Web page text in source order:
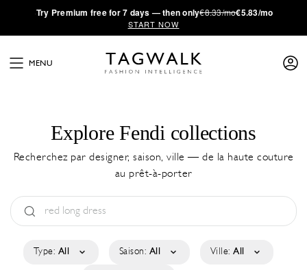
·Try Premium free for 7 days — then only€8.33/mo€5.83/mo
START NOW
MENU
Explore Fendi collections
Recherchez par designer, saison, ville — de la haute couture
au prêt-à-porter
Type: All Saison: All Ville: All